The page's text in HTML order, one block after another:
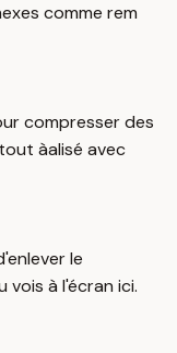
comme rem
compresser des
àalisé avec
le
vois à l'écran ici.